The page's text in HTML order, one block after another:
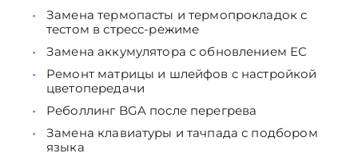
Замена термопасты и термопрокладок с
тестом в стресс-режиме
Замена аккумулятора с обновлением EC
Ремонт матрицы и шлейфов с настройкой
цветопередачи
Реболлинг BGA после перегрева
Замена клавиатуры и тачпада с подбором
языка